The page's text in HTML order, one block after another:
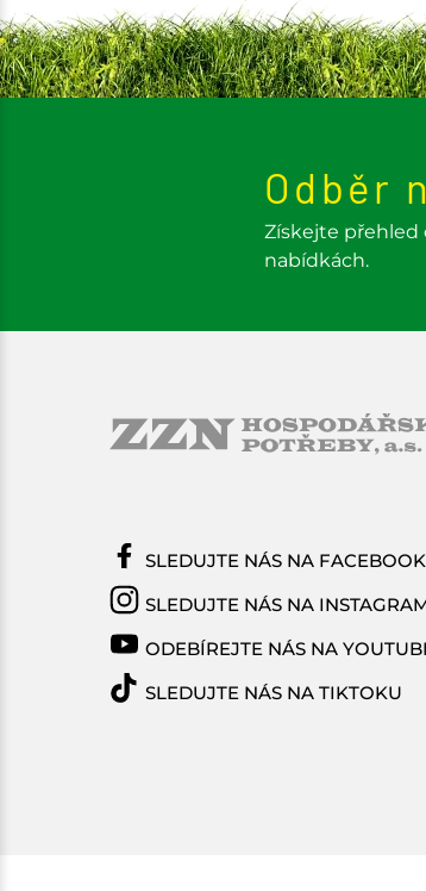
Odběr
Získejte přehled
nabídkách.
SLEDUJTE NÁS NA
SLEDUJTE NÁS NA
ODEBÍREJTE NÁS NA
SLEDUJTE NÁS NA TIKTOKU